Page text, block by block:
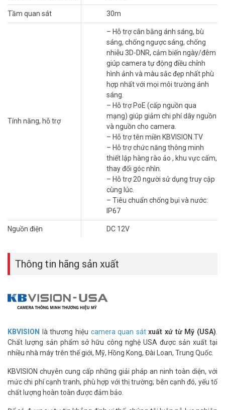
– Tiêu chuẩn chống bụi và nước: IP67 (thích hợp sử dụng trong nhà
và ngoài trời).
– Hỗ trợ Cloud không cần cài đặt cấu hình mạng, dễ dàng quan sát
qua phần mềm trên điện thoại, Server tại Việt Nam giúp truyền tải
– Hỗ trợ chức năng Push Báo động trên phần mềm KBView Pro.
– Nhiệt độ hoạt động: -30~+60°C.
Đặt hàng Online ngay sản phẩm KBVISION KX-2012N3 thanh lý giá
tốt, xin vui lòng liên hệ HOTLINE1900.9259để được hỗ trợ tốt nhất.
Facebook Vuhoangtelecomnhé.
Tầm quan sát 30m
Tính năng, hỗ trợ
– Hỗ trợ cân bằng ánh sáng, bù
sáng, chống ngược sáng, chống
nhiễu 3D-DNR, cảm biến ngày/đêm
giúp camera tự động điều chỉnh
hình ảnh và màu sắc đẹp nhất phù
hợp nhất với mọi môi trường ánh
sáng.
– Hỗ trợ PoE (cấp nguồn qua
mạng) giúp giảm chi phí dây nguồn
và nguồn cho camera.
– Hỗ trợ tên miền KBVISION.TV
– Hỗ trợ chức năng thông minh
thiết lập hàng rào ảo , khu vực cấm,
thay đổi góc nhìn.
– Hỗ trợ 20 người sử dụng truy cập
cùng lúc.
– Tiêu chuẩn chống bụi và nước:
IP67
Nguồn điện DC 12V
Thông tin hãng sản xuất
KBVISION là thương hiệu camera quan sát xuất xứ từ Mỹ (USA)
Chất lượng sản phẩm sở hữu công nghệ USA được sản xuất tại
nhiều nhà máy trên thế giới, Mỹ, Hồng Kong, Đài Loan, Trung Quốc.
KBVISION chuyên cung cấp những giải pháp an ninh toàn diện, với
mức chi phí cạnh tranh, phù hợp với thị trường; bên cạnh đó, yếu tố
chất lượng hoàn toàn được đảm bảo.